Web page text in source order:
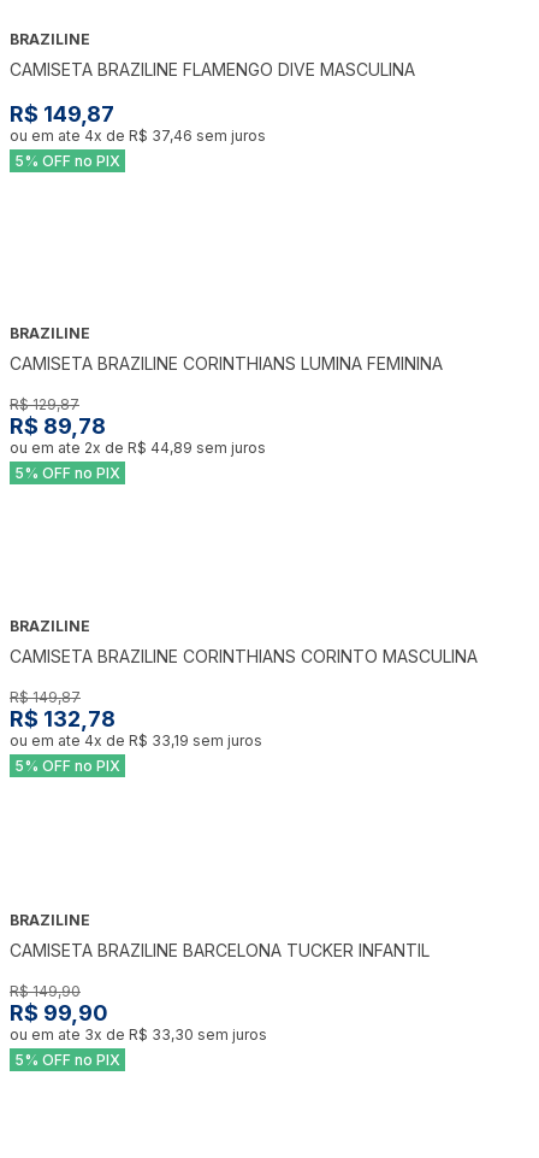
BRAZILINE
CAMISETA BRAZILINE FLAMENGO DIVE MASCULINA
R$ 149,87
ou em ate 4x de R$ 37,46 sem juros
5% OFF no PIX
BRAZILINE
CAMISETA BRAZILINE CORINTHIANS LUMINA FEMININA
R$ 129,87
R$ 89,78
ou em ate 2x de R$ 44,89 sem juros
5% OFF no PIX
BRAZILINE
CAMISETA BRAZILINE CORINTHIANS CORINTO MASCULINA
R$ 149,87
R$ 132,78
ou em ate 4x de R$ 33,19 sem juros
5% OFF no PIX
BRAZILINE
CAMISETA BRAZILINE BARCELONA TUCKER INFANTIL
R$ 149,90
R$ 99,90
ou em ate 3x de R$ 33,30 sem juros
5% OFF no PIX